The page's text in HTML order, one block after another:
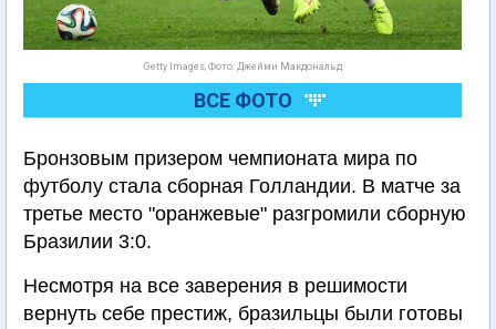
Getty Images, Фото: Джейми Макдональд
ВСЕ ФОТО
Бронзовым призером чемпионата мира по
футболу стала сборная Голландии. В матче за
третье место "оранжевые" разгромили сборную
Бразилии 3:0.
Несмотря на все заверения в решимости
вернуть себе престиж, бразильцы были готовы